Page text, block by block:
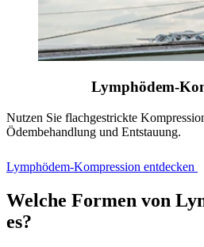
Lymphödem-
Nutzen Sie flachgestrickte
Ödembehandlung und Entstauung.
Lymphödem‑Kompression entdecken
Welche Formen von
es?